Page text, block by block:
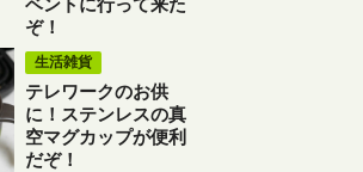
ぞ！
生活雑貨
テレワークのお供
に！ステンレスの真
空マグカップが便利
だぞ！